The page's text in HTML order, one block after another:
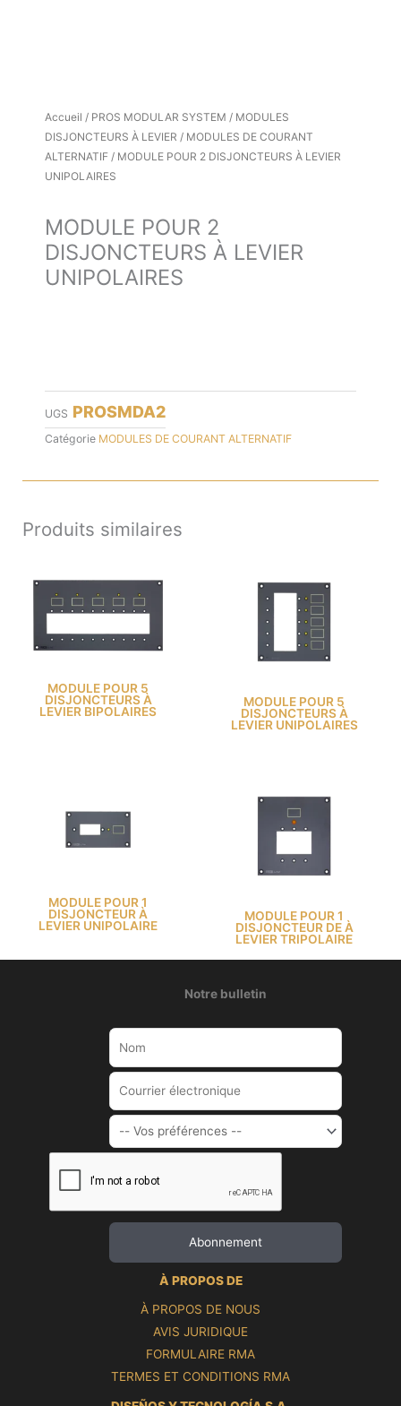
Accueil / PROS MODULAR SYSTEM / MODULES
DISJONCTEURS À LEVIER / MODULES DE COURANT
ALTERNATIF / MODULE POUR 2 DISJONCTEURS À LEVIER
UNIPOLAIRES
MODULE POUR 2
DISJONCTEURS À LEVIER
UNIPOLAIRES
UGS PROSMDA2
Catégorie MODULES DE COURANT ALTERNATIF
Produits similaires
MODULE POUR 5
DISJONCTEURS À
LEVIER BIPOLAIRES
MODULE POUR 5
DISJONCTEURS À
LEVIER UNIPOLAIRES
MODULE POUR 1
DISJONCTEUR À
LEVIER UNIPOLAIRE
MODULE POUR 1
DISJONCTEUR DE À
LEVIER TRIPOLAIRE
Notre bulletin
À PROPOS DE
À PROPOS DE NOUS
AVIS JURIDIQUE
FORMULAIRE RMA
TERMES ET CONDITIONS RMA